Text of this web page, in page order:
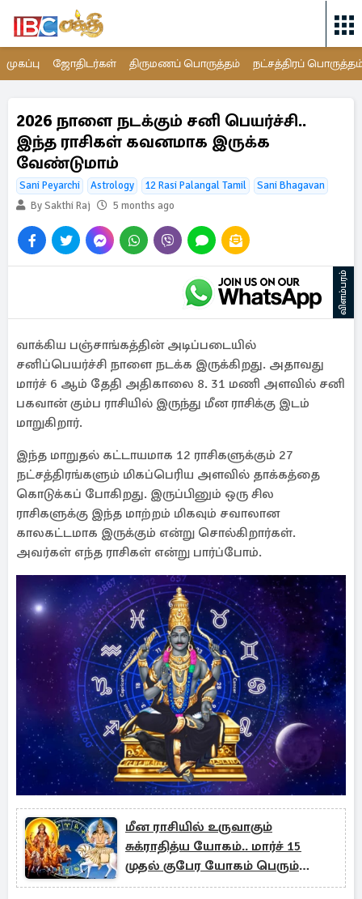
முகப்பு ஜோதிடர்கள் திருமணப் பொருத்தம் நட்சத்திரப்
2026 நாளை நடக்கும் சனி பெயர்ச்சி..
இந்த ராசிகள் கவனமாக இருக்க
வேண்டுமாம்
Sani Peyarchi Astrology 12 Rasi Palangal Tamil
Sani Bhagavan
By Sakthi Raj
5 months ago
விளம்பரம்
வாக்கிய பஞ்சாங்கத்தின் அடிப்படையில்
சனிப்பெயர்ச்சி நாளை நடக்க இருக்கிறது. அதாவது
மார்ச் 6 ஆம் தேதி அதிகாலை 8. 31 மணி அளவில் சனி
பகவான் கும்ப ராசியில் இருந்து மீன ராசிக்கு இடம்
மாறுகிறார்.
இந்த மாறுதல் கட்டாயமாக 12 ராசிகளுக்கும் 27
நட்சத்திரங்களும் மிகப்பெரிய அளவில் தாக்கத்தை
கொடுக்கப் போகிறது. இருப்பினும் ஒரு சில
ராசிகளுக்கு இந்த மாற்றம் மிகவும் சவாலான
காலகட்டமாக இருக்கும் என்று சொல்கிறார்கள்.
அவர்கள் எந்த ராசிகள் என்று பார்ப்போம்.
மீன ராசியில் உருவாகும்
சுக்ராதித்ய யோகம்.. மார்ச் 15
முதல் குபேர யோகம் பெரும்
ராசிகள்